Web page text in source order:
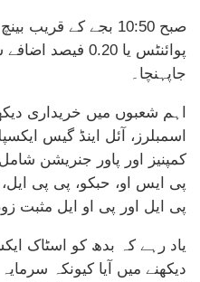
جاپہنچا۔
اہم شعبوں میں خریداری
اسمبلرز، آئل اینڈ گیس
کمپنیز اور پاور جنریشن
پی ایس او، حبکو، پی پی
پی ایل اور پی او ایل مثبت
یاد رہے کہ بدھ کو اسٹاک
دیکھنے میں آیا کیونکہ